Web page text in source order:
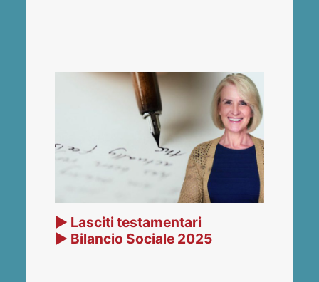
▶ Lasciti testamentari
▶ Bilancio Sociale 2025